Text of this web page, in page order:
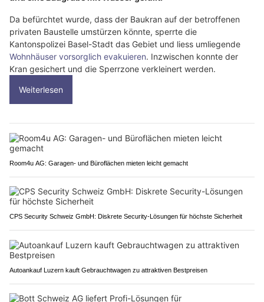
Da befürchtet wurde, dass der Baukran auf der betroffenen
privaten Baustelle umstürzen könnte, sperrte die
Kantonspolizei Basel-Stadt das Gebiet und liess umliegende
Wohnhäuser vorsorglich evakuieren. Inzwischen konnte der
Kran gesichert und die Sperrzone verkleinert werden.
Weiterlesen
Room4u AG: Garagen- und Büroflächen mieten leicht gemacht
CPS Security Schweiz GmbH: Diskrete Security-Lösungen für höchste Sicherheit
Autoankauf Luzern kauft Gebrauchtwagen zu attraktiven Bestpreisen